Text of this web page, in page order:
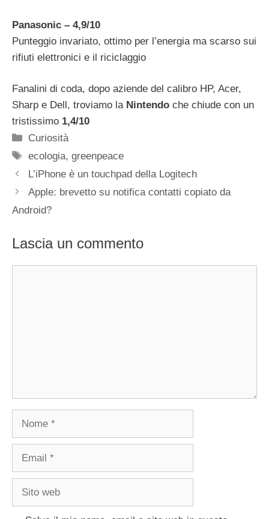
Panasonic – 4,9/10
Punteggio invariato, ottimo per l’energia ma scarso sui
rifiuti elettronici e il riciclaggio
Fanalini di coda, dopo aziende del calibro HP, Acer,
Sharp e Dell, troviamo la Nintendo che chiude con un
tristissimo 1,4/10
Categorie
Curiosità
Tag
ecologia,greenpeace
L’iPhone è un touchpad della Logitech
Apple: brevetto su notifica contatti copiato da
Android?
Lascia un commento